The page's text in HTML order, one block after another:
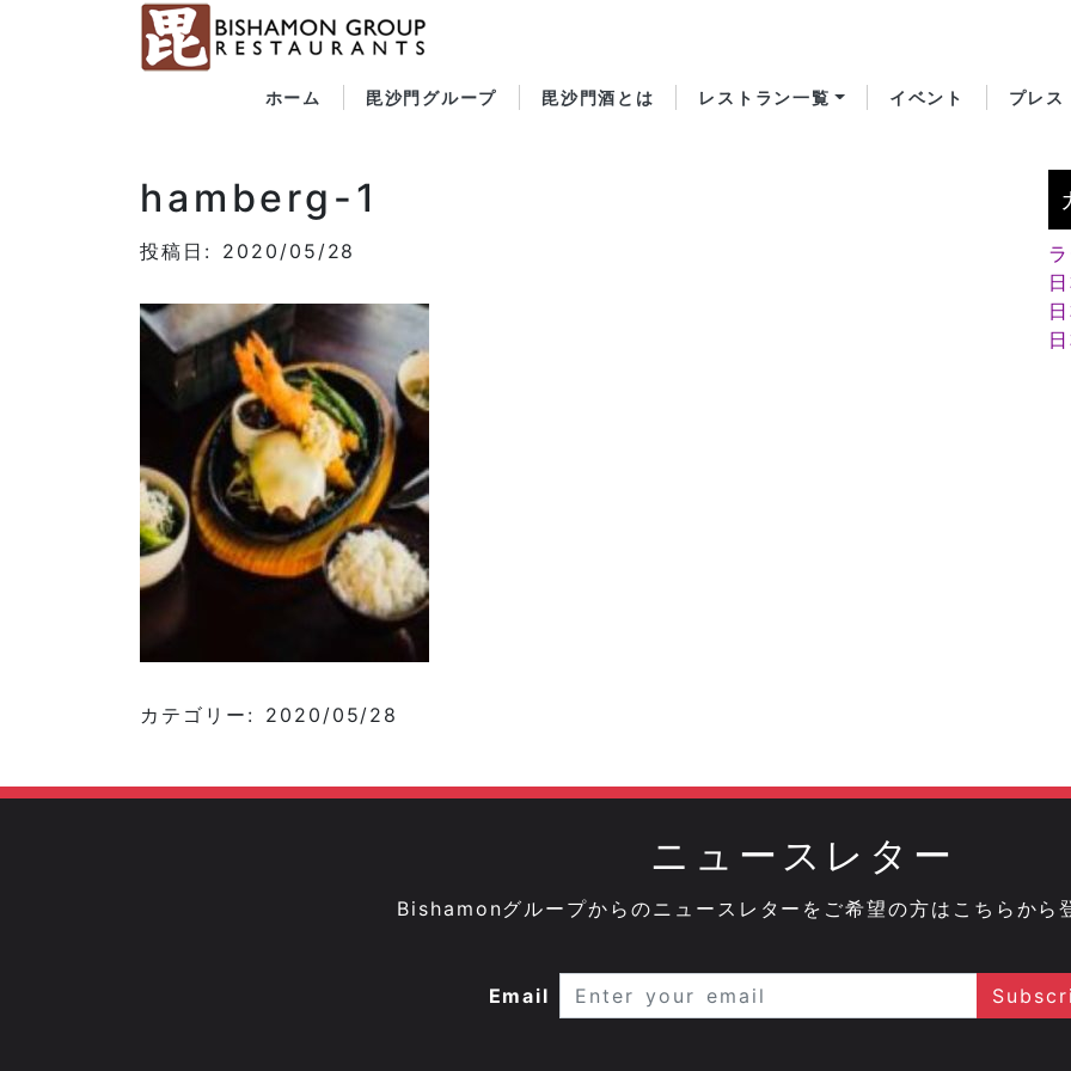
ホーム 毘沙門グループ 毘沙門酒とは レストラン一覧 イベント プレス
hamberg-1
投稿日: 2020/05/28
カテゴリー: 2020/05/28
ニュースレター
Bishamonグループからのニュースレターをご希望の方はこちらから
Email